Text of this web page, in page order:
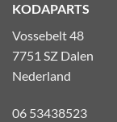
KODAPARTS
Vossebelt 48
7751 SZ Dalen
Nederland
06 53438523